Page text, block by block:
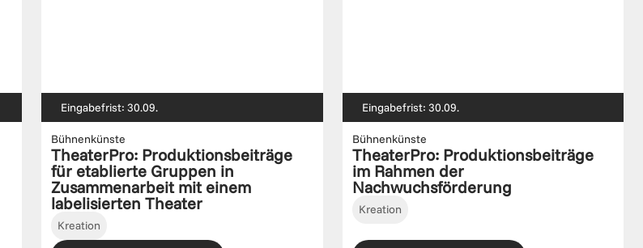
Eingabefrist: 30.09.
Bühnenkünste
TheaterPro: Produktionsbeiträge
für etablierte Gruppen in
Zusammenarbeit mit einem
labelisierten Theater
Kreation
Eingabefrist: 30.09.
Bühnenkünste
TheaterPro: Produktionsbeiträge
im Rahmen der
Nachwuchsförderung
Kreation